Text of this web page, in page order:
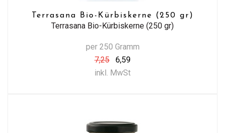
Terrasana Bio-Kürbiskerne (250 gr)
Terrasana Bio-Kürbiskerne (250 gr)
per 250 Gramm
7,25
6,59
inkl. MwSt